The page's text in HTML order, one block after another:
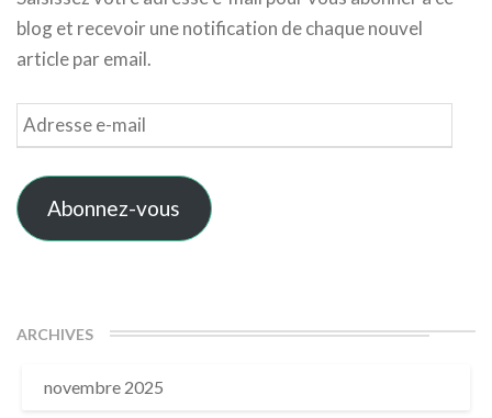
blog et recevoir une notification de chaque nouvel
article par email.
Adresse
e-
mail
Abonnez-vous
ARCHIVES
novembre 2025